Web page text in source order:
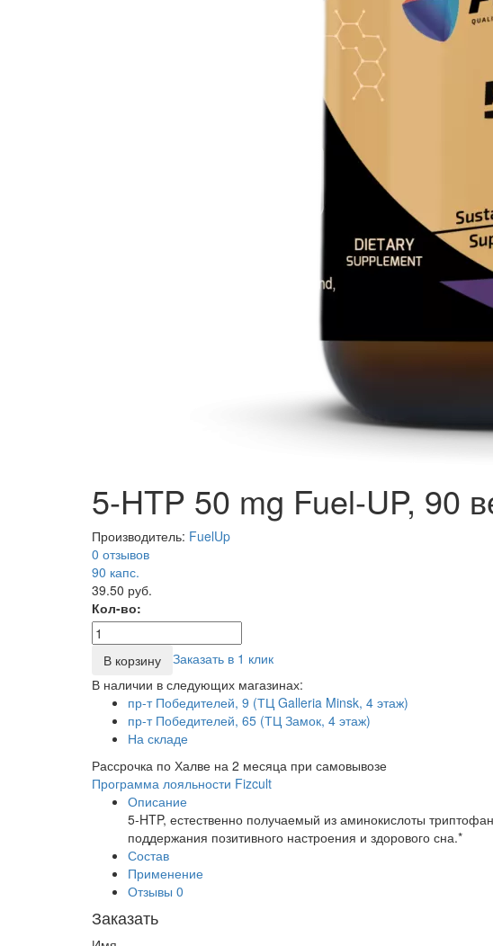
5-HTP 50 mg Fuel-UP, 90
Производитель: FuelUp
0 отзывов
90 капс.
39.50 руб.
Кол-во:
В корзину
Заказать в 1 клик
В наличии в следующих магазинах:
пр-т Победителей, 9 (ТЦ Galleria Minsk, 4 этаж)
пр-т Победителей, 65 (ТЦ Замок, 4 этаж)
На складе
Рассрочка по Халве на 2 месяца при самовывозе
Программа лояльности Fizcult
Описание
5-HTP, естественно получаемый из аминокислоты
поддержания позитивного настроения и здорового сна.*
Состав
Применение
Отзывы 0
Заказать